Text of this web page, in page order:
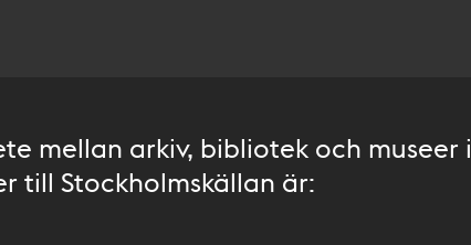
mellan arkiv, bibliotek och museer i
till Stockholmskällan är: